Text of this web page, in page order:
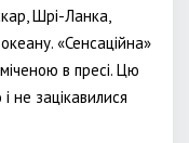
Шрі-Ланка,
«Сенсаційна»
в пресі. Цю
не зацікавилися